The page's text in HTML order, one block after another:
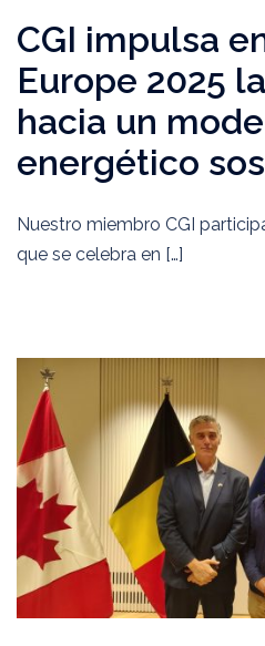
CGI impulsa
Europe 2025
hacia un
energético
Nuestro miembro CGI
que se celebra en […]